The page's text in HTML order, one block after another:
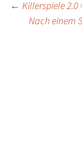
Post
← Killerspiele
Nach einem